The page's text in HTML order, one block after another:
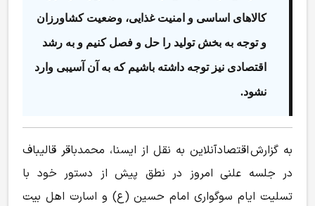
کالا‌های اساسی و امنیت غذایی، وضعیت کشاورزان
و توجه به بخش تولید را حل و فصل کنیم و به رشد
اقتصادی نیز توجه داشته باشیم که به آن آسیبی وارد
نشود.
به گزارش اقتصادآنلاین به نقل از ایسنا، محمدباقر قالیباف
در جلسه علنی امروز در نطق پیش از دستور خود با
تسلیت ایام سوگواری امام حسین (ع) و اسارت اهل بیت